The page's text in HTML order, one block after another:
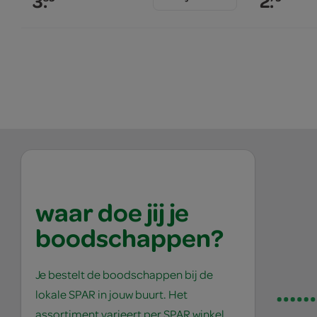
waar doe jij je
boodschappen?
Je bestelt de boodschappen bij de
lokale SPAR in jouw buurt. Het
assortiment varieert per SPAR winkel,